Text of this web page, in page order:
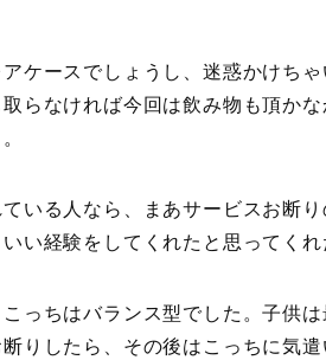
ケースでしょうし、迷惑かけち
らなければ今回は飲み物も頂か
いる人なら、まあサービスお断
い経験をしてくれたと思ってくれ
っちはバランス型でした。子供
りしたら、その後はこっちに気